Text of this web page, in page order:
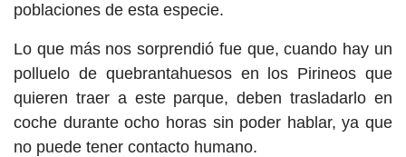
poblaciones de esta especie.
Lo que más nos sorprendió fue que, cuando hay un
polluelo de quebrantahuesos en los Pirineos que
quieren traer a este parque, deben trasladarlo en
coche durante ocho horas sin poder hablar, ya que
no puede tener contacto humano.